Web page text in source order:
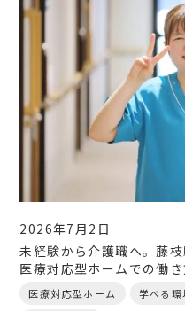
2026年7月2日
未経験から介護職へ。藤
医療対応型ホームでの働
医療対応型ホーム 学べる環